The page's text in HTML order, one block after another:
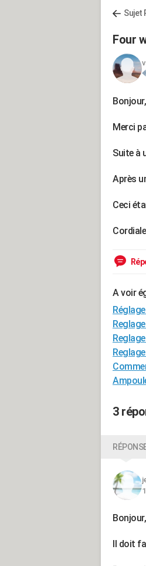
Sujet
Four
Bonjour,
Merci
Suite à
Après
Ceci
A voir
3
Bonjour,
Il doit